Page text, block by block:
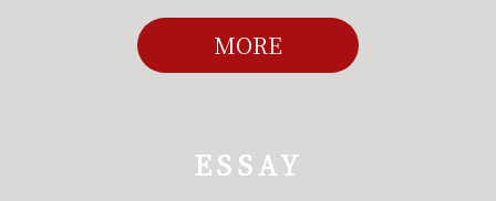
MORE
ESSAY